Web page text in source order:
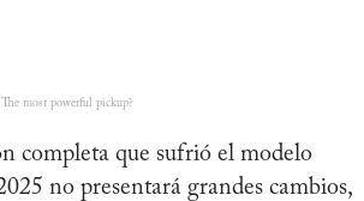
most powerful pickup?
completa que sufrió el modelo
no presentará grandes cambios,